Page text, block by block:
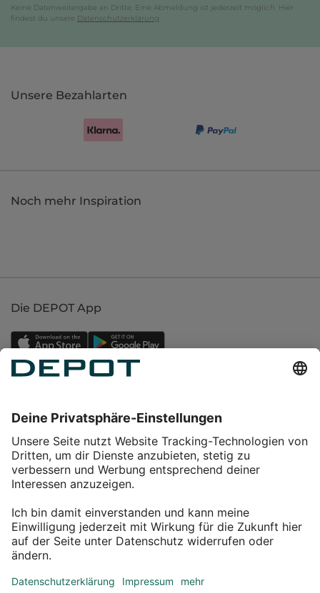
Keine Datenweitergabe an Dritte. Eine Abmeldung ist jederzeit möglich. Hier
findest du unsere Datenschutzerklärung
Unsere Bezahlarten
Noch mehr Inspiration
Die DEPOT App
Service
Über DEPOT
Kontakt